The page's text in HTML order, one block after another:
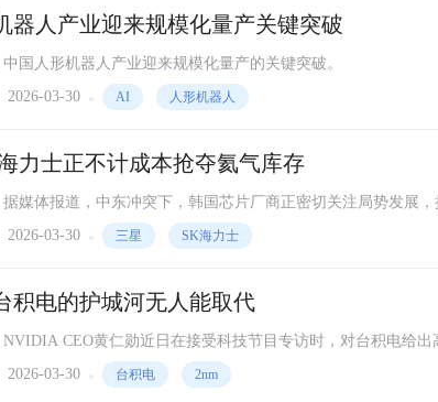
器人产业迎来规模化量产关键突破
国人形机器人产业迎来规模化量产的关键突破。
2026-03-30 AI 人形机器人
力士正不计成本抢夺氦气库存
据媒体报道，中东冲突下，韩国芯片厂商正密切关注局势发展
丙醇(IPA)等关键原材料的供应，其中氦气供应风险已然暴露。
2026-03-30 三星 SK海力士
积电的护城河无人能取代
NVIDIA CEO黄仁勋近日在接受科技节目专访时，对台积电给
心优势，成为支撑全球AI需求快速转化为实际产能的关键力量。
2026-03-30 台积电 2nm